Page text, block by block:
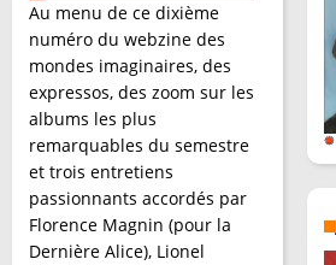
Au menu de ce dixième
numéro du webzine des
mondes imaginaires, des
expressos, des zoom sur les
albums les plus
remarquables du semestre
et trois entretiens
passionnants accordés par
Florence Magnin (pour la
Dernière Alice), Lionel